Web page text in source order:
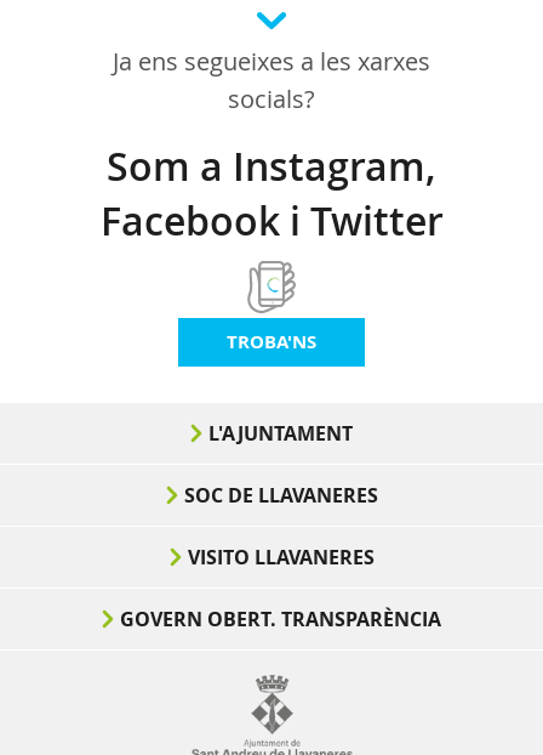
Ja ens segueixes a les xarxes
socials?
Som a Instagram,
Facebook i Twitter
TROBA'NS
L'AJUNTAMENT
SOC DE LLAVANERES
VISITO LLAVANERES
GOVERN OBERT. TRANSPARÈNCIA